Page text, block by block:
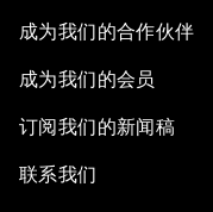
成为我们的合作伙伴
成为我们的会员
订阅我们的新闻稿
联系我们